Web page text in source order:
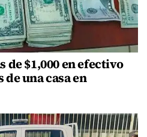
$1,000 en efectivo
una casa en